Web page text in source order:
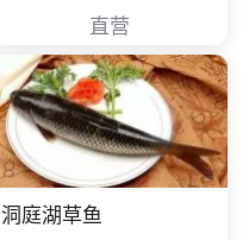
直营
洞庭湖草鱼